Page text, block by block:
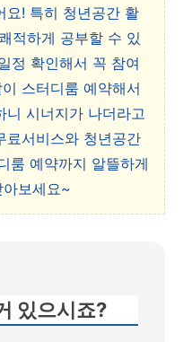
요! 특히 청년공간 활
적하게 공부할 수 있
정 확인해서 꼭 참여
스터디룸 예약해서
니 시너지가 나더라고
료서비스와 청년공간
룸 예약까지 알뜰하게
보세요~
있으시죠?